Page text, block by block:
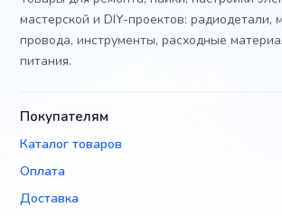
мастерской и DIY-проектов: радиодетали,
провода, инструменты, расходные
питания.
Покупателям
Каталог товаров
Оплата
Доставка